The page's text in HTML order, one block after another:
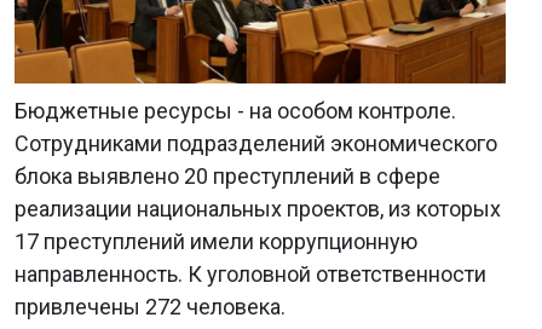
Бюджетные ресурсы - на особом контроле.
Сотрудниками подразделений экономического
блока выявлено 20 преступлений в сфере
реализации национальных проектов, из которых
17 преступлений имели коррупционную
направленность. К уголовной ответственности
привлечены 272 человека.